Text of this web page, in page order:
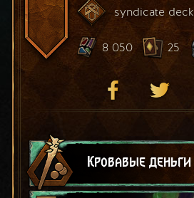
syndicate deck
8 050 25
Кровавые деньги